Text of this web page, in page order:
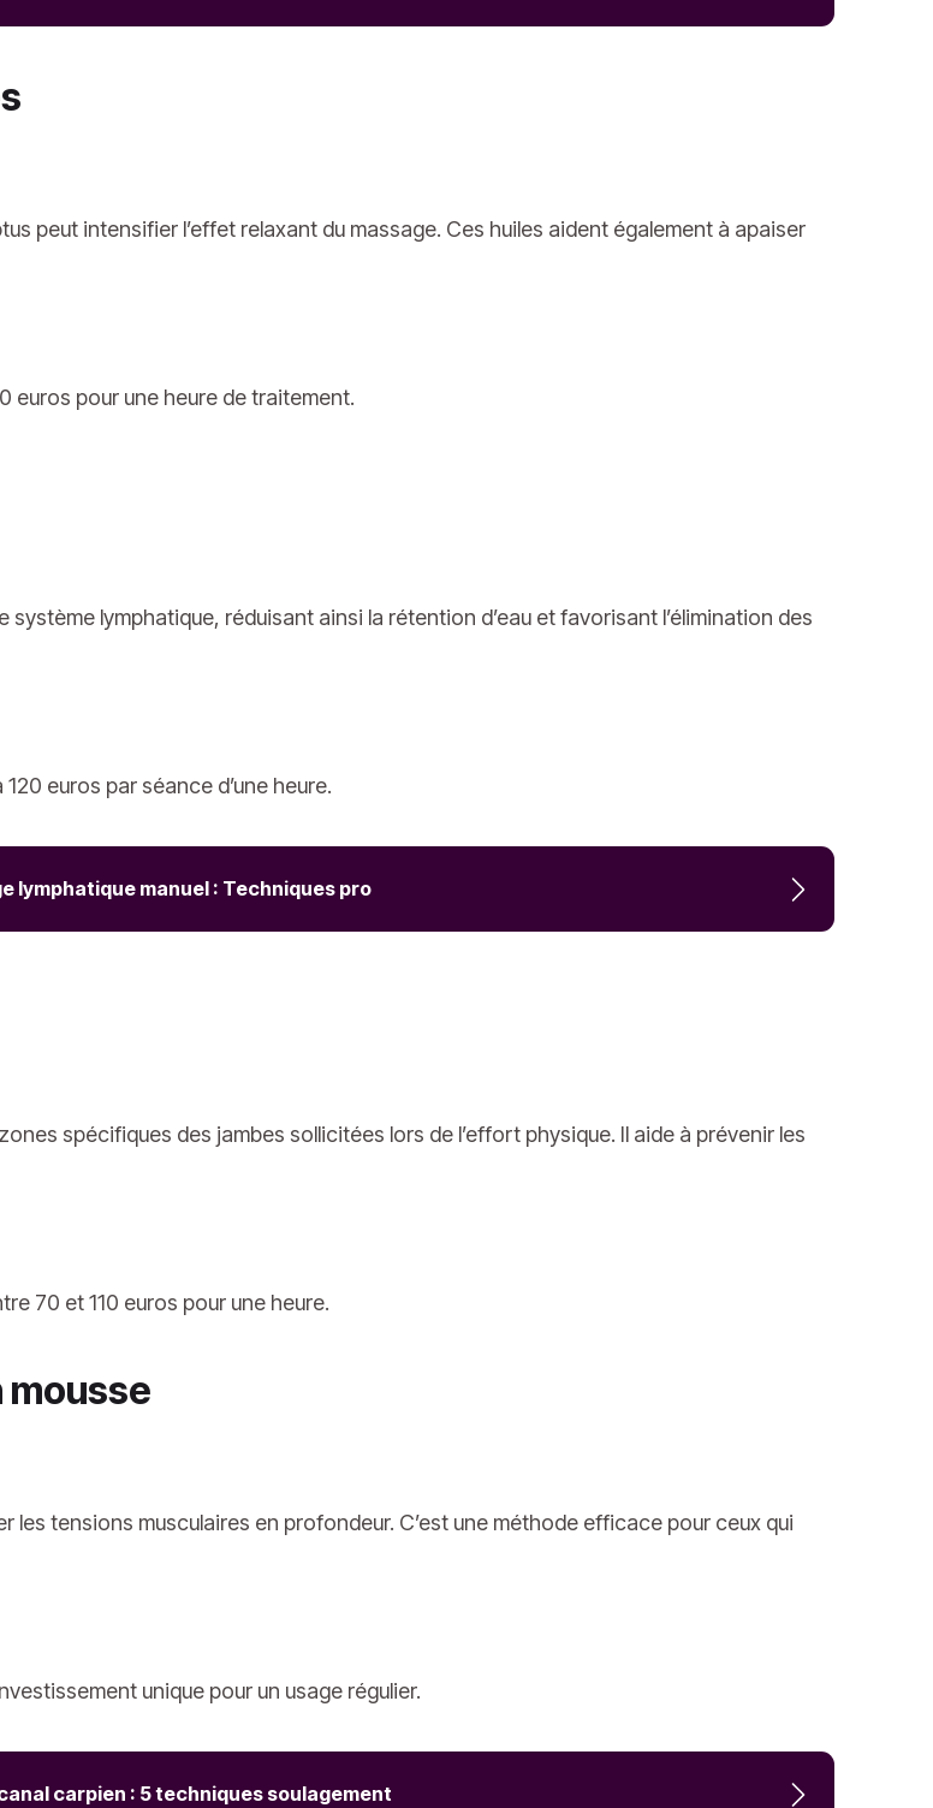
peut intensifier l’effet relaxant du massage. Ces huiles aident également à apaiser
euros pour une heure de traitement.
lymphatique, réduisant ainsi la rétention d’eau et favorisant l’élimination des
euros par séance d’une heure.
lymphatique manuel : Techniques pro
spécifiques des jambes sollicitées lors de l’effort physique. Il aide à prévenir les
70 et 110 euros pour une heure.
mousse
les tensions musculaires en profondeur. C’est une méthode efficace pour ceux qui
unique pour un usage régulier.
carpien : 5 techniques soulagement